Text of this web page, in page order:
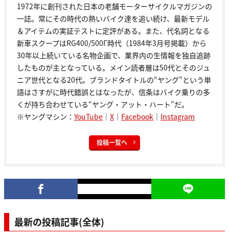
1972年に創刊された日本の老舗モーターサイクルマガジンの
一誌。常にその時代の熱いバイク達を追い続け、最新モデル
＆アイテムの実証テストに定評がある。また、代名詞となる
新車スクープはRG400/500Γ時代（1984年3月号掲載）から
30年以上続いている名物企画で、業界内の生情報を独自追跡
したものが主となっている。メイン読者層は50代とそのジュ
ニア世代となる20代。ブランドタイトルの“ヤング”という単
語はさすがに時代錯誤とはなったが、信条はバイク乗りの多
くが持ち合わせている“ヤング・アット・ハート”だ。
※ヤングマシン： YouTube ｜ X ｜ Facebook ｜ Instagram
投稿一覧へ
最新の投稿記事(全体)